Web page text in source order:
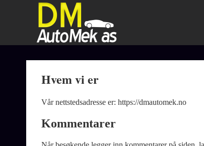
Hvem vi er
Vår nettstedsadresse er: https://dmautomek.no
Kommentarer